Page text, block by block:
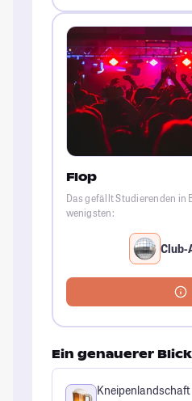
Flop
Das gefällt Studierenden in
wenigsten:
Club-
Ein genauerer
Kneipenlandschaft